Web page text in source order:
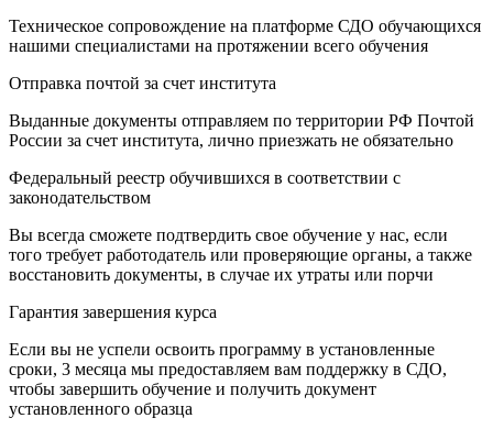
Техническое сопровождение на платформе СДО обучающихся
нашими специалистами на протяжении всего обучения
Отправка почтой за счет института
Выданные документы отправляем по территории РФ Почтой
России за счет института, лично приезжать не обязательно
Федеральный реестр обучившихся в соответствии с
законодательством
Вы всегда сможете подтвердить свое обучение у нас, если
того требует работодатель или проверяющие органы, а также
восстановить документы, в случае их утраты или порчи
Гарантия завершения курса
Если вы не успели освоить программу в установленные
сроки, 3 месяца мы предоставляем вам поддержку в СДО,
чтобы завершить обучение и получить документ
установленного образца